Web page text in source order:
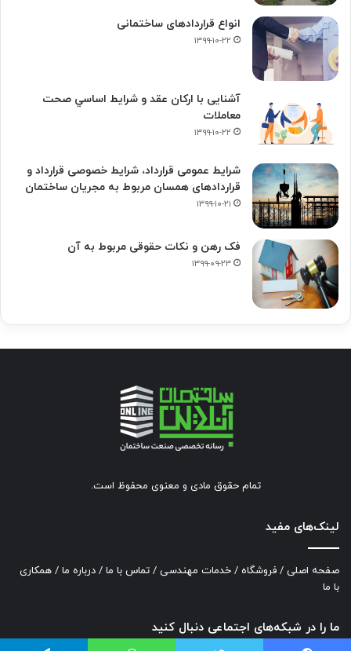
انواع قراردادهای ساختمانی
۱۳۹۹-۱۰-۲۲
آشنایی با ارکان عقد و شرايط اساسي صحت
معاملات
۱۳۹۹-۱۰-۲۲
شرایط عمومی قرارداد، شرایط خصوصی قرارداد و
قراردادهای همسان مربوط به مجریان ساختمان
۱۳۹۹-۱۰-۲۱
فک‌ رهن و نکات حقوقی مربوط به آن
۱۳۹۹-۰۹-۲۳
تمام حقوق مادی و معنوی محفوظ است.
لینک‌های مفید
صفحه اصلی / فروشگاه / خدمات مهندسی / تماس با ما / درباره ما / همکاری
با ما
ما را در شبکه‌های اجتماعی دنبال کنید